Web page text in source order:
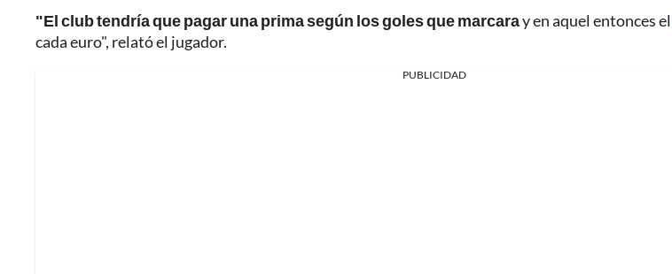
"El club tendría que pagar una prima según los goles que marcaray en aquel entonces el
cada euro", relató el jugador.
PUBLICIDAD